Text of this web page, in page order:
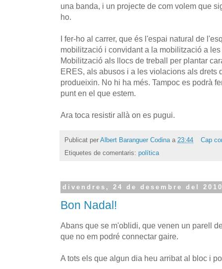
una banda, i un projecte de com volem que
ho.
I fer-ho al carrer, que és l'espai natural de
mobilització i convidant a la mobilització a
Mobilització als llocs de treball per plantar
ERES, als abusos i a les violacions als drets
produeixin. No hi ha més. Tampoc es podrà
punt en el que estem.
Ara toca resistir allà on es pugui.
Publicat per Albert Baranguer Codina a 23:44
Cap
Etiquetes de comentaris: política
divendres, 24 de desembre del
Bon Nadal!
Abans que se m'oblidi, que venen un parell
que no em podré connectar gaire.
A tots els que algun dia heu arribat al bloc i